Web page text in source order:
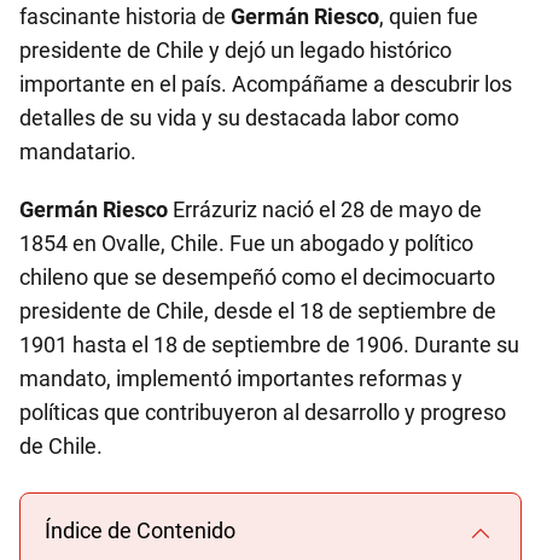
fascinante historia de Germán Riesco, quien fue
presidente de Chile y dejó un legado histórico
importante en el país. Acompáñame a descubrir los
detalles de su vida y su destacada labor como
mandatario.
Germán Riesco Errázuriz nació el 28 de mayo de
1854 en Ovalle, Chile. Fue un abogado y político
chileno que se desempeñó como el decimocuarto
presidente de Chile, desde el 18 de septiembre de
1901 hasta el 18 de septiembre de 1906. Durante su
mandato, implementó importantes reformas y
políticas que contribuyeron al desarrollo y progreso
de Chile.
Índice de Contenido